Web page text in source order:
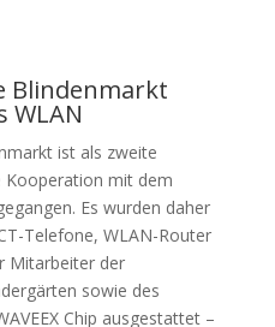
Blindenmarkt
WLAN
ist als zweite
Kooperation mit dem
Es wurden daher
Telefone, WLAN-Router
Mitarbeiter der
sowie des
Chip ausgestattet –